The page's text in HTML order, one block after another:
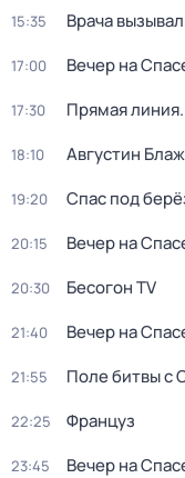
15:35 Врача
17:00 Вечер на
17:30 Прямая
18:10 Августин
19:20 Спас под
20:15 Вечер на
20:30 Бесогон TV
21:40 Вечер на
21:55 Поле битвы с
22:25 Француз
23:45 Вечер на